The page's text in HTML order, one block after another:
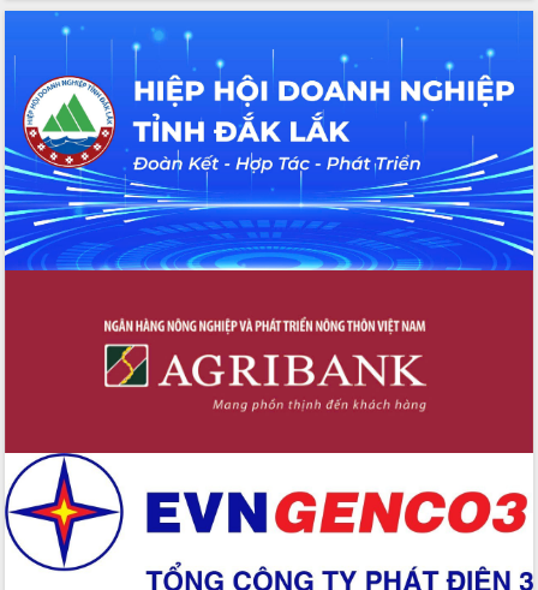
Tập huấn nâng cao năng lực triển khai
chuyển đổi số cho cán bộ, công chức
Đắk Lắk phát động hưởng ứng Ngày
Quyền của người tiêu dùng Việt Nam
2026
Đẩy mạnh cải cách hành chính, quyết
tâm đạt được mục tiêu tăng trưởng
hai con số trong năm 2026
Tổ chức trang trọng Lễ hội Đền thờ
Huy giữ chức Bí thư Đảng ủy Ủy Ban
Bệnh án điện tử thúc đẩy chuyển đổi
không gian tri thức trong thời đại số
Đánh giá, rút kinh nghiệm công tác tổ
chức diễn tập trước ngày bầu cử
Chương trình “Gặp gỡ hữu nghị –
Friendship Meeting New Year 2026”